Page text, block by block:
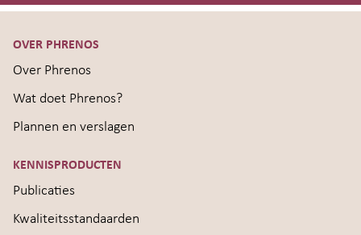
OVER PHRENOS
Over Phrenos
Wat doet Phrenos?
Plannen en verslagen
KENNISPRODUCTEN
Publicaties
Kwaliteitsstandaarden